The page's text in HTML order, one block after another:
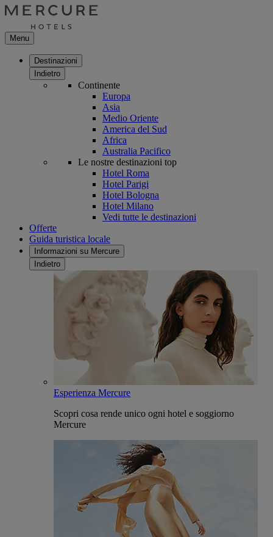
Menu
Destinazioni
Indietro
Continente
Europa
Asia
Medio Oriente
America del Sud
Africa
Australia Pacifico
Le nostre destinazioni top
Hotel Roma
Hotel Parigi
Hotel Bologna
Hotel Milano
Vedi tutte le destinazioni
Offerte
Guida turistica locale
Informazioni su Mercure
Indietro
Esperienza Mercure
Scopri cosa rende unico ogni hotel e soggiorno
Mercure